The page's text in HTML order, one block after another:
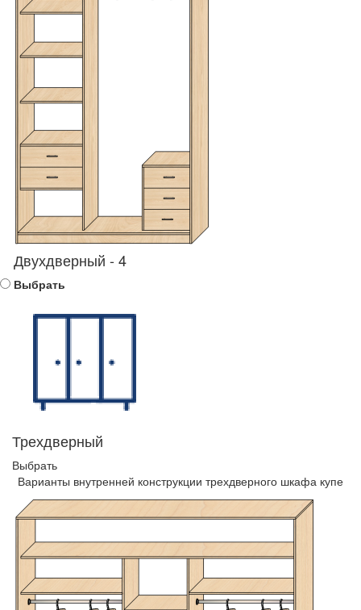
Двухдверный - 4
Выбрать
Трехдверный
Выбрать
Варианты внутренней конструкции трехдверного шкафа купе